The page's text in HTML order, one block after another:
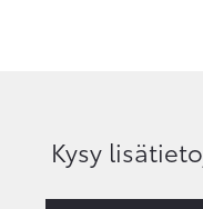
Kysy